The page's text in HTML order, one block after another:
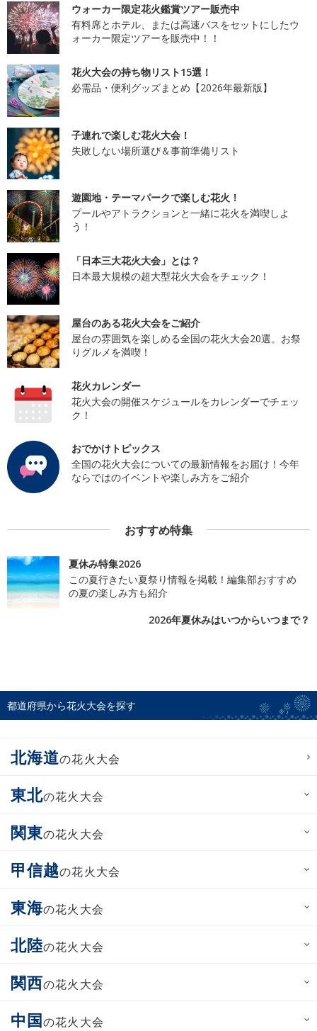
ウォーカー限定花火鑑賞ツアー販売中
有料席とホテル、または高速バスをセットにしたウ
ォーカー限定ツアーを販売中！！
花火大会の持ち物リスト15選！
必需品・便利グッズまとめ【2026年最新版】
子連れで楽しむ花火大会！
失敗しない場所選び＆事前準備リスト
遊園地・テーマパークで楽しむ花火！
プールやアトラクションと一緒に花火を満喫しよ
う！
「日本三大花火大会」とは？
日本最大規模の超大型花火大会をチェック！
屋台のある花火大会をご紹介
屋台の雰囲気を楽しめる全国の花火大会20選。お祭
りグルメを満喫！
花火カレンダー
花火大会の開催スケジュールをカレンダーでチェッ
ク！
おでかけトピックス
全国の花火大会についての最新情報をお届け！今年
ならではのイベントや楽しみ方をご紹介
おすすめ特集
夏休み特集2026
この夏行きたい夏祭り情報を掲載！編集部おすすめ
の夏の楽しみ方も紹介
2026年夏休みはいつからいつまで？
都道府県から花火大会を探す
北海道の花火大会
東北の花火大会
関東の花火大会
甲信越の花火大会
東海の花火大会
北陸の花火大会
関西の花火大会
中国の花火大会